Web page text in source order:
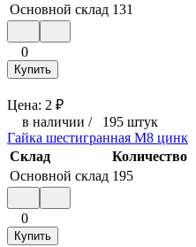
Основной склад 131
0
Купить
Цена: 2 ₽
в наличии / 195 штук
Гайка шестигранная М8 цинк
Склад
Количество
Основной склад 195
0
Купить